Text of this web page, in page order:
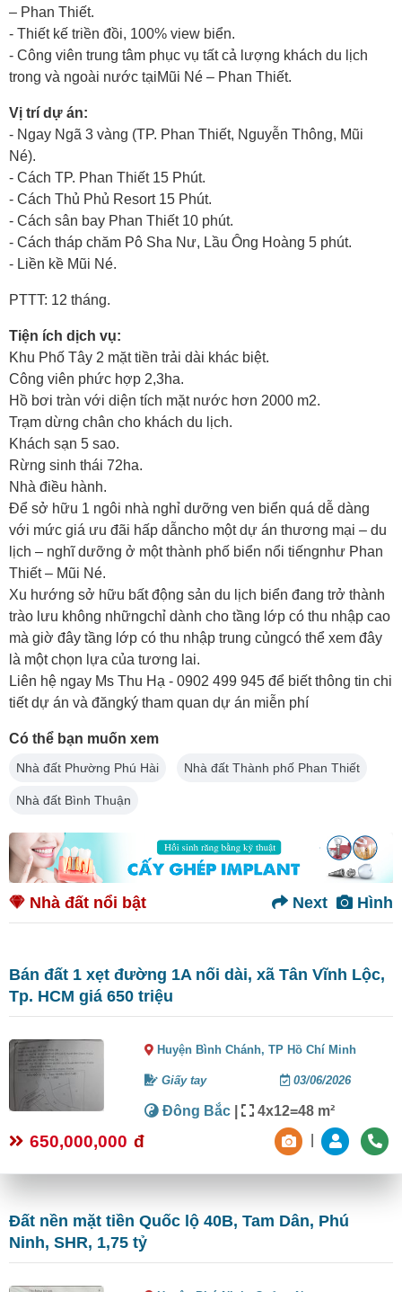
– Phan Thiết.
- Thiết kế triền đồi, 100% view biển.
- Công viên trung tâm phục vụ tất cả lượng khách du lịch
trong và ngoài nước tạiMũi Né – Phan Thiết.
Vị trí dự án:
- Ngay Ngã 3 vàng (TP. Phan Thiết, Nguyễn Thông, Mũi
Né).
- Cách TP. Phan Thiết 15 Phút.
- Cách Thủ Phủ Resort 15 Phút.
- Cách sân bay Phan Thiết 10 phút.
- Cách tháp chăm Pô Sha Nư, Lầu Ông Hoàng 5 phút.
- Liền kề Mũi Né.
PTTT: 12 tháng.
Tiện ích dịch vụ:
Khu Phố Tây 2 mặt tiền trải dài khác biệt.
Công viên phức hợp 2,3ha.
Hồ bơi tràn với diện tích mặt nước hơn 2000 m2.
Trạm dừng chân cho khách du lịch.
Khách sạn 5 sao.
Rừng sinh thái 72ha.
Nhà điều hành.
Để sở hữu 1 ngôi nhà nghỉ dưỡng ven biển quá dễ dàng
với mức giá ưu đãi hấp dẫncho một dự án thương mại – du
lịch – nghĩ dưỡng ở một thành phố biển nổi tiếngnhư Phan
Thiết – Mũi Né.
Xu hướng sở hữu bất động sản du lịch biển đang trở thành
trào lưu không nhữngchỉ dành cho tầng lớp có thu nhập cao
mà giờ đây tầng lớp có thu nhập trung củngcó thể xem đây
là một chọn lựa của tương lai.
Liên hệ ngay Ms Thu Hạ - 0902 499 945 để biết thông tin chi
tiết dự án và đăngký tham quan dự án miễn phí
Có thể bạn muốn xem
Nhà đất Phường Phú Hài Nhà đất Thành phố Phan Thiết
Nhà đất Bình Thuận
Nhà đất nổi bật Hình
Next
Bán đất 1 xẹt đường 1A nối dài, xã Tân Vĩnh Lộc,
Tp. HCM giá 650 triệu
Huyện Bình Chánh,TP Hồ Chí Minh
Giấy tay 03/06/2026
Đông Bắc | 4x12=48 m²
650,000,000 đ
Đất nền mặt tiền Quốc lộ 40B, Tam Dân, Phú
Ninh, SHR, 1,75 tỷ